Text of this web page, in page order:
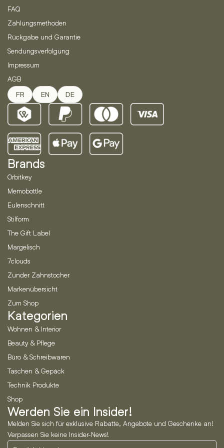
FAQ
Zahlungsmethoden
Rückgabe und Garantie
Sendungsverfolgung
Impressum
AGB
FR EN DE
Brands
Orbitkey
Memobottle
Eulenschnitt
Stilform
The Gift Label
Margelisch
7clouds
Zunder Zahnstocher
Markenübersicht
Zum Shop
Kategorien
Wohnen & Interior
Beauty & Pflege
Büro & Schreibwaren
Taschen & Gepäck
Technik Produkte
Shop
Werden Sie ein Insider!
Melden Sie sich für exklusive Rabatte, Angebote und Geschenke an!
Verpassen Sie keine Insider-News!